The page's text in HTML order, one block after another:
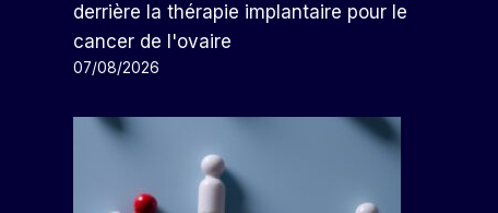
derrière la thérapie implantaire pour le
cancer de l'ovaire
07/08/2026